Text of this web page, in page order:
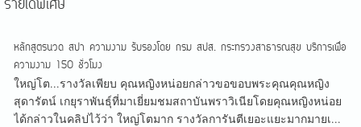
รายได้พิเศษ
หลักสูตรนวด สปา ความงาม รับรองโดย กรม สปส. กระทรวงสาธารณสุข บริการเพื่อ
ความงาม 150 ชั่วโมง
ใหญ่โต...รางวัลเพียบ คุณหญิงหน่อยกล่าวขอขอบพระคุณคุณหญิง
สุดารัตน์ เกยุราพันธุ์ที่มาเยี่ยมชมสถาบันพราวิเนียโดยคุณหญิงหน่อย
ได้กล่าวในคลิปไว้ว่า ใหญ่โตมาก รางวัลการันตีเยอะแยะมากมายเ...